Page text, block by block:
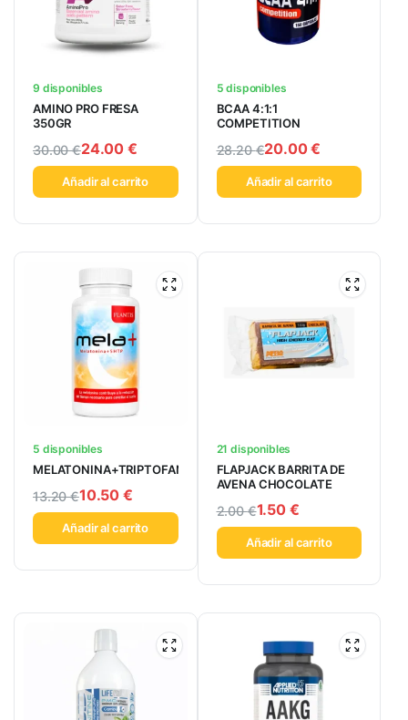
9 disponibles
AMINO PRO FRESA
350GR
30.00€24.00 €
Añadir al carrito
5 disponibles
BCAA 4:1:1
COMPETITION
28.20€20.00€
Añadir al carrito
5 disponibles
MELATONINA+TRIPTOFANO
13.20€10.50 €
Añadir al carrito
21 disponibles
FLAPJACK BARRITA DE
AVENA CHOCOLATE
2.00€1.50 €
Añadir al carrito